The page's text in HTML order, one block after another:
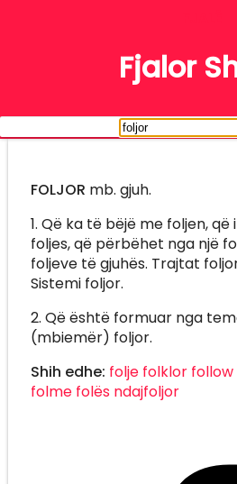
Fjalor
FOLJOR mb. gjuh.
1. Që ka të bëjë me foljen,
foljes, që përbëhet nga një
foljeve të gjuhës. Trajtat
Sistemi foljor.
2. Që është formuar nga
(mbiemër) foljor.
Shih edhe: folje folklor follow
folme folës ndajfoljor